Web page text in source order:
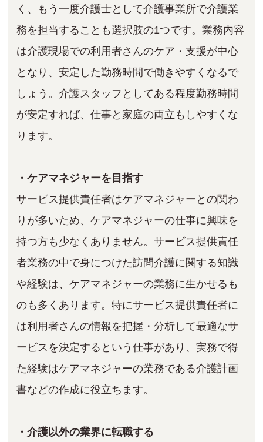
く、もう一度介護士として介護事業所で介護業
務を担当することも選択肢の1つです。業務内容
は介護現場での利用者さんのケア・支援が中心
となり、安定した勤務時間で働きやすくなるで
しょう。介護スタッフとしてある程度勤務時間
が安定すれば、仕事と家庭の両立もしやすくな
ります。
・ケアマネジャーを目指す
サービス提供責任者はケアマネジャーとの関わ
りが多いため、ケアマネジャーの仕事に興味を
持つ方も少なくありません。サービス提供責任
者業務の中で身につけた訪問介護に関する知識
や経験は、ケアマネジャーの業務に生かせるも
のも多くあります。特にサービス提供責任者に
は利用者さんの情報を把握・分析して最適なサ
ービスを決定するという仕事があり、実務で得
た経験はケアマネジャーの業務である介護計画
書などの作成に役立ちます。
・介護以外の業界に転職する